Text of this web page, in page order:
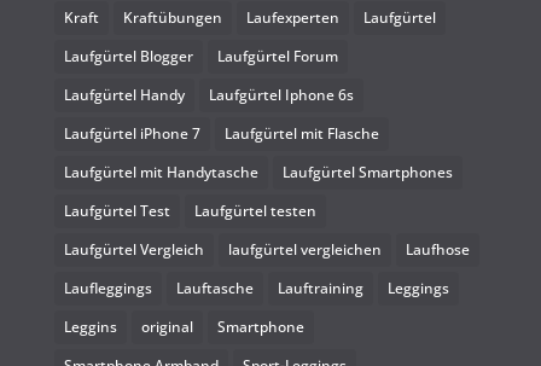
Kraft
Kraftübungen Laufexperten
Laufgürtel
Laufgürtel Blogger
Laufgürtel Forum
Laufgürtel Handy
Laufgürtel Iphone 6s
Laufgürtel iPhone 7
Laufgürtel mit Flasche
Laufgürtel mit Handytasche
Laufgürtel Smartphones
Laufgürtel Test
Laufgürtel testen
Laufgürtel Vergleich
laufgürtel vergleichen
Laufhose
Laufleggings
Lauftasche Lauftraining
Leggings
Leggins
original
Smartphone